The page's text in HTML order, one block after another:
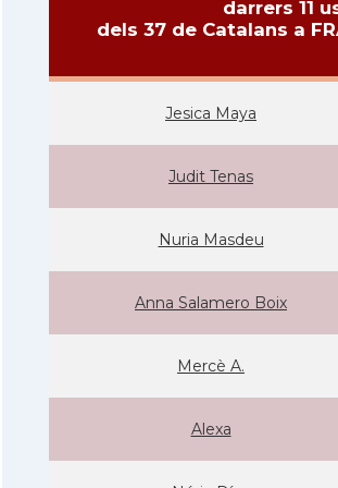
darrers 11
dels 37 de Catalans a
Jesica Maya
Judit Tenas
Nuria Masdeu
Anna Salamero Boix
Mercè A.
Alexa